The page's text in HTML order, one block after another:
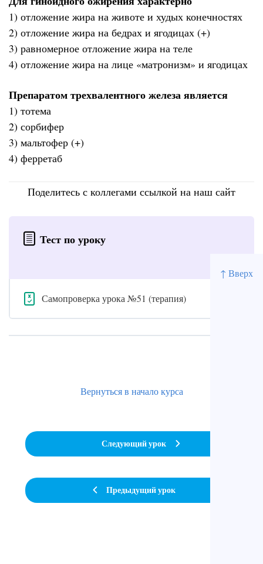
↑ Вверх
1) отложение жира на животе и худых конечностях
2) отложение жира на бедрах и ягодицах (+)
3) равномерное отложение жира на теле
4) отложение жира на лице «матронизм» и ягодицах
Препаратом трехвалентного железа является
1) тотема
2) сорбифер
3) мальтофер (+)
4) ферретаб
Поделитесь с коллегами ссылкой на наш сайт
Тест по уроку
Самопроверка урока №51 (терапия)
Предыдущий урок
Вернуться в начало курса
Следующий урок